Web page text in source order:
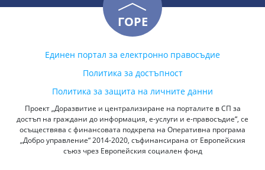
ГОРЕ
Единен портал за електронно правосъдие
Политика за достъпност
Политика за защита на личните данни
Проект „Доразвитие и централизиране на порталите в СП за
достъп на граждани до информация, е-услуги и е-правосъдие“, се
осъществява с финансовата подкрепа на Оперативна програма
„Добро управление“ 2014-2020, съфинансирана от Европейския
съюз чрез Европейския социален фонд